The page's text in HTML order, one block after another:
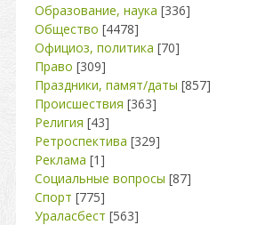
Образование, наука [336]
Общество [4478]
Официоз, политика [70]
Право [309]
Праздники, памят/даты [857]
Происшествия [363]
Религия [43]
Ретроспектива [329]
Реклама [1]
Социальные вопросы [87]
Спорт [775]
Ураласбест [563]